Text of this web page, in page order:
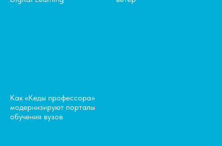
Как «Кеды профессора»
модернизируют порталы
обучения вузов